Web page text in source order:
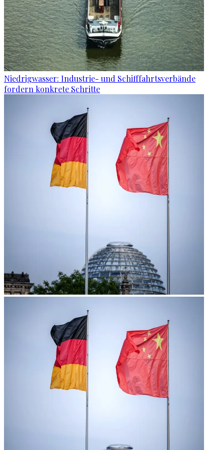
Niedrigwasser: Industrie- und Schifffahrtsverbände
fordern konkrete Schritte